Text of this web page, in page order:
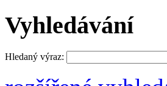
Vyhledávání
Hledaný výraz: